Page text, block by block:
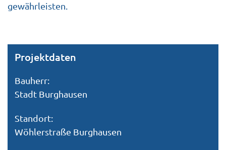
gewährleisten.
Projektdaten
Bauherr:
Stadt Burghausen
Standort:
Wöhlerstraße Burghausen